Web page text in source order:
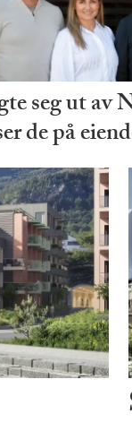
seg ut av
de på